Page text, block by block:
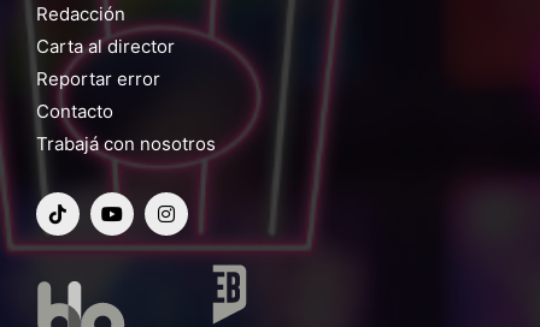
Redacción
Carta al director
Reportar error
Contacto
Trabajá con nosotros